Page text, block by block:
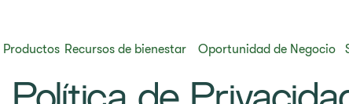
Productos Recursos de bienestar Oportunidad de Negocio